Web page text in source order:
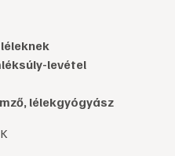
levétel
lélekgyógyász